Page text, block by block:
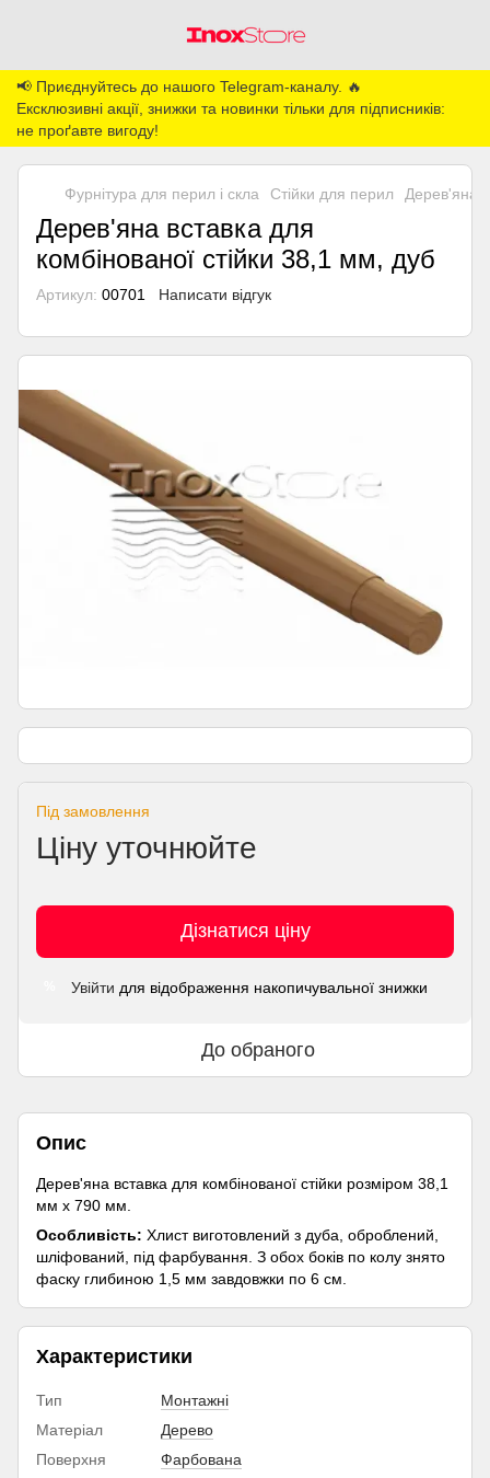
📢 Приєднуйтесь до нашого Telegram-каналу. 🔥
Ексклюзивні акції, знижки та новинки тільки для підписників:
не проґавте вигоду!
Фурнітура для перил і скла Стійки для перил Дерев'яна
Дерев'яна вставка для
комбінованої стійки 38,1 мм, дуб
Артикул: 00701 Написати відгук
Під замовлення
Ціну уточнюйте
Дізнатися ціну
Увійти для відображення накопичувальної знижки
До обраного
Опис
Дерев'яна вставка для комбінованої стійки розміром 38,1
мм х 790 мм.
Особливість: Хлист виготовлений з дуба, оброблений,
шліфований, під фарбування. З обох боків по колу знято
фаску глибиною 1,5 мм завдовжки по 6 см.
Характеристики
Тип
Монтажні
Матеріал
Дерево
Поверхня
Фарбована